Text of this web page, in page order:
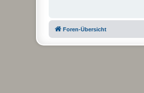
Foren-Übersicht